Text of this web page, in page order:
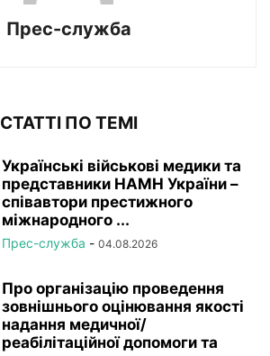
Прес-служба
СТАТТІ ПО ТЕМІ
Українські військові медики та
представники НАМН України –
співавтори престижного
міжнародного ...
Прес-служба - 04.08.2026
Про організацію проведення
зовнішнього оцінювання якості
надання медичної/
реабілітаційної допомоги та